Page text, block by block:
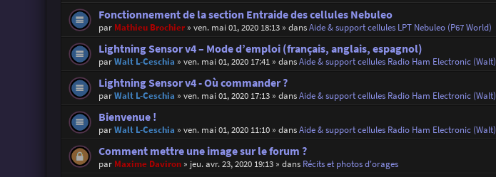
Fonctionnement de la section Entraide des cellules Nebuleo
par Mathieu Brochier» ven. mai 01, 2020 18:13» dansAide & support cellules LPT Nebuleo (P67 World)
Lightning Sensor v4 – Mode d’emploi (français, anglais, espagnol)
parWalt L-Ceschia » ven. mai 01, 2020 17:41» dansAide & support cellules Radio Ham Electronic (Walt)
Lightning Sensor v4 - Où commander ?
parWalt L-Ceschia » ven. mai 01, 2020 17:13» dansAide & support cellules Radio Ham Electronic (Walt)
Bienvenue !
parWalt L-Ceschia » ven. mai 01, 2020 11:10» dansAide & support cellules Radio Ham Electronic (Walt)
Comment mettre une image sur le forum ?
par Maxime Daviron» jeu. avr. 23, 2020 19:13» dans Récits et photos d'orages